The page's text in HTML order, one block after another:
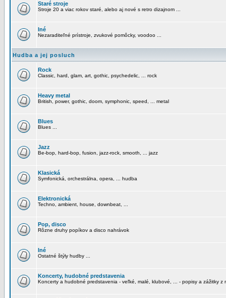
Staré stroje
Stroje 20 a viac rokov staré, alebo aj nové s retro dizajnom ...
Iné
Nezaraditeľné prístroje, zvukové pomôcky, voodoo ...
Hudba a jej posluch
Rock
Classic, hard, glam, art, gothic, psychedelic, ... rock
Heavy metal
British, power, gothic, doom, symphonic, speed, ... metal
Blues
Blues ...
Jazz
Be-bop, hard-bop, fusion, jazz-rock, smooth, ... jazz
Klasická
Symfonická, orchestrálna, opera, ... hudba
Elektronická
Techno, ambient, house, downbeat, ...
Pop, disco
Rôzne druhy popíkov a disco nahrávok
Iné
Ostatné štýly hudby ...
Koncerty, hudobné predstavenia
Koncerty a hudobné predstavenia - veľké, malé, klubové, ... - popisy a zážitky z